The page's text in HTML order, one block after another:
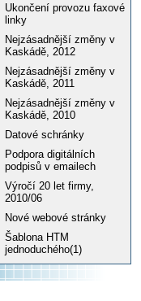
Ukončení provozu faxové
linky
Nejzásadnější změny v
Kaskádě, 2012
Nejzásadnější změny v
Kaskádě, 2011
Nejzásadnější změny v
Kaskádě, 2010
Datové schránky
Podpora digitálních
podpisů v emailech
Výročí 20 let firmy,
2010/06
Nové webové stránky
Šablona HTM
jednoduchého(1)